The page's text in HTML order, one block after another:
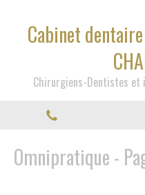
Cabinet
Chirurgiens-Dentistes et
Omnipratique -